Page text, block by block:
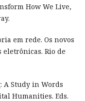
How We Live,
em rede. Os novos
eletrônicas. Rio de
A Study in Words
Humanities. Eds.